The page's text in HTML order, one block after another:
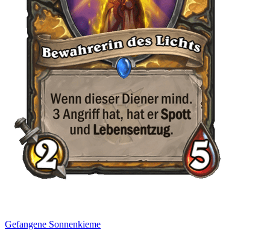
Gefangene Sonnenkieme